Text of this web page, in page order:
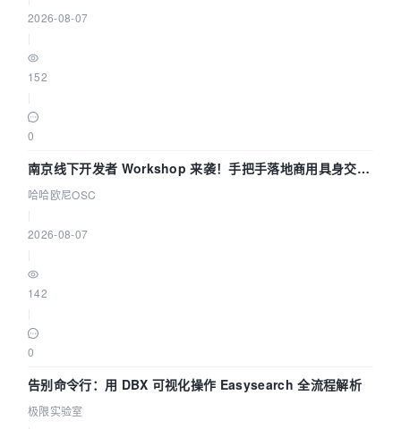
2026-08-07
152
0
南京线下开发者 Workshop 来袭！手把手落地商用具身交互
智能 Agent 应用
哈哈欧尼OSC
2026-08-07
142
0
告别命令行：用 DBX 可视化操作 Easysearch 全流程解析
极限实验室